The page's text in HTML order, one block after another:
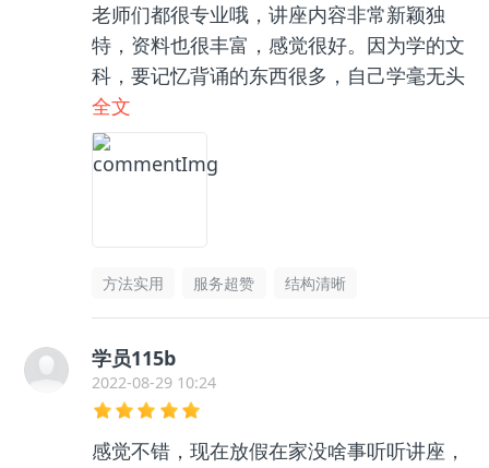
老师们都很专业哦，讲座内容非常新颖独
特，资料也很丰富，感觉很好。因为学的文
科，要记忆背诵的东西很多，自己学毫无头
绪，和咨询老师聊了之后收获很大，逻辑框
架清晰了很多，总之很推荐👍🏻
全文
方法实用 服务超赞 结构清晰
学员115b
2022-08-29 10:24
感觉不错，现在放假在家没啥事听听讲座，